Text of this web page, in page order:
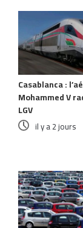
Casablanca :
Mohammed V
LGV
il y a 2 jours